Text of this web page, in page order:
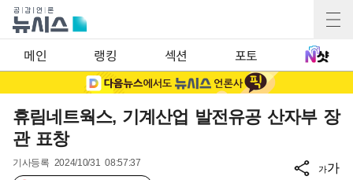
메인 랭킹 섹션 포토
휴림네트웍스, 기계산업 발전유공 산자부 장
관 표창
기사등록 2024/10/31 08:57:37
가가